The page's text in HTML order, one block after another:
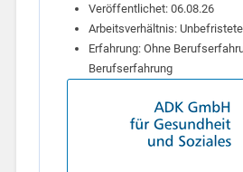
Veröffentlichet: 06.08.26
Arbeitsverhältnis:
Erfahrung: Ohne
Berufserfahrung